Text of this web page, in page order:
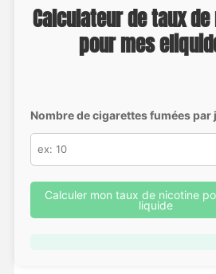
Calculateur de taux
pour mes
Nombre de cigarettes fumées par
Calculer mon taux de nicotine
liquide